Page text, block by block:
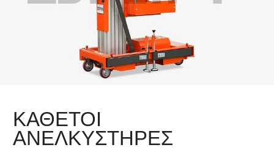
ΚΆΘΕΤΟΙ
ΑΝΕΛΚΥΣΤΉΡΕΣ